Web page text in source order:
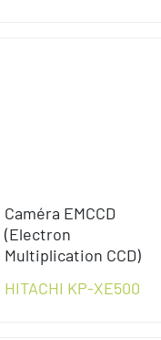
Caméra EMCCD
(Electron
Multiplication CCD)
HITACHI KP-XE500